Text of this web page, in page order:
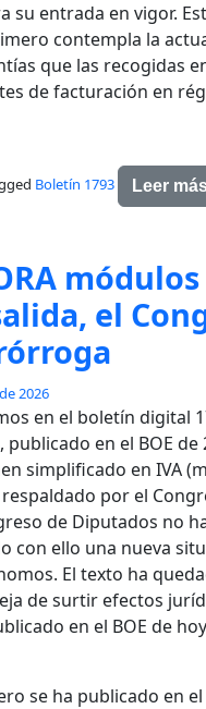
su entrada en vigor.
contempla la
que las recogidas
de facturación en
Boletín 1793 Leer
el
2026
en el boletín digital
, publicado en el BOE
simplificado en IVA
por el
de Diputados no
con ello una nueva
El texto ha
de surtir efectos
en el BOE de
se ha publicado en el